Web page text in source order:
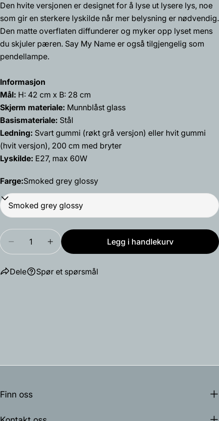
Den hvite versjonen er designet for å lyse ut lysere lys, noe
som gir en sterkere lyskilde når mer belysning er nødvendig.
Den matte overflaten diffunderer og myker opp lyset mens
du skjuler pæren. Say My Name er også tilgjengelig som
pendellampe.
Informasjon
Mål: H: 42 cm x B: 28 cm
Skjerm materiale: Munnblåst glass
Basismateriale: Stål
Ledning: Svart gummi (røkt grå versjon) eller hvit gummi
(hvit versjon), 200 cm med bryter
Lyskilde: E27, max 60W
Farge:Smoked grey glossy
Mengde
Reduser antallet for Say My Name bordlampe
Øk antallet for Say My Name bordlampe
Legg i handlekurv
Dele
Dele
Kopiere
på
Facebook
Fest
på
Spør et spørsmål
Din
telefon
Din
beskjed
Feltene merket med * er obligatoriske.
Send spørsmål
Finn oss